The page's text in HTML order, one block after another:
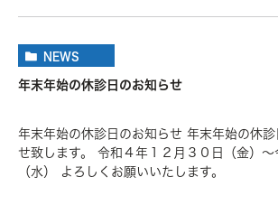
NEWS
年末年始の休診日のお知らせ
年末年始の休診日のお知らせ 年末年始の休診
せ致します。 令和４年１２月３０日（金）～
（水） よろしくお願いいたします。